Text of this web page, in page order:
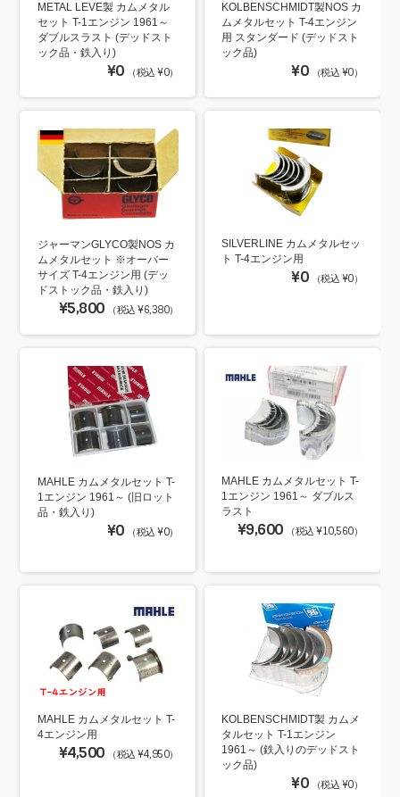
METAL LEVE製 カムメタル
セット T-1エンジン 1961～
ダブルスラスト (デッドスト
ック品・鉄入り)
¥0 （税込 ¥0）
KOLBENSCHMIDT製NOS カ
ムメタルセット T-4エンジン
用 スタンダード (デッドスト
ック品)
¥0 （税込 ¥0）
ジャーマンGLYCO製NOS カ
ムメタルセット ※オーバー
サイズ T-4エンジン用 (デッ
ドストック品・鉄入り)
¥5,800 （税込 ¥6,380）
SILVERLINE カムメタルセッ
ト T-4エンジン用
¥0 （税込 ¥0）
MAHLE カムメタルセット T-
1エンジン 1961～ (旧ロット
品・鉄入り)
¥0 （税込 ¥0）
MAHLE カムメタルセット T-
1エンジン 1961～ ダブルス
ラスト
¥9,600 （税込 ¥10,560）
MAHLE カムメタルセット T-
4エンジン用
¥4,500 （税込 ¥4,950）
KOLBENSCHMIDT製 カムメ
タルセット T-1エンジン
1961～ (鉄入りのデッドスト
ック品)
¥0 （税込 ¥0）